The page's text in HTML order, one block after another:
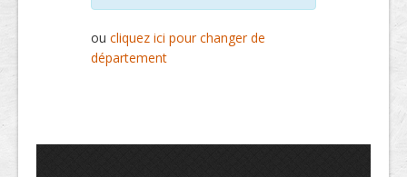
ou cliquez ici pour changer de
département